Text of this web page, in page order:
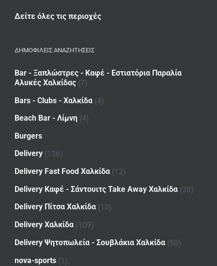
Δείτε όλες τις περιοχές
ΔΗΜΟΦΙΛΕΙΣ ΑΝΑΖΗΤΗΣΕΙΣ
Bar - Ξαπλώστρες - Καφέ - Εστιατόρια Παραλία
Αλυκές Χαλκίδας (7)
Bars - Clubs - Χαλκίδα (4)
Beach Bar - Λίμνη (4)
Burgers
Delivery (136)
Delivery Fast Food Χαλκίδα (12)
Delivery Καφέ - Σάντουιτς Take Away Χαλκίδα (38)
Delivery Πίτσα Χαλκίδα (10)
Delivery Χαλκίδα (109)
Delivery Ψητοπωλεία - Σουβλάκια Χαλκίδα (50)
nova-sports (1)